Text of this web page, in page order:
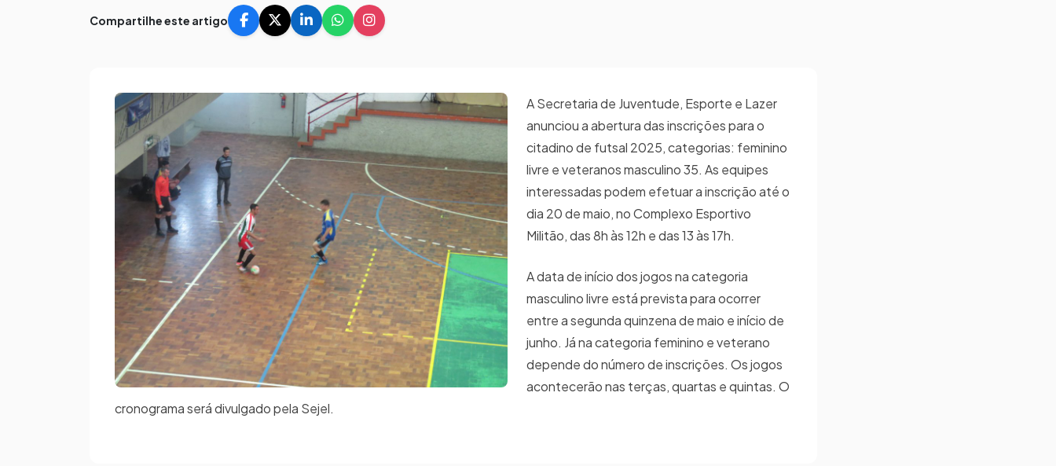
Compartilhe este artigo
A Secretaria de Juventude, Esporte e Lazer
anunciou a abertura das inscrições para o
citadino de futsal 2025, categorias: feminino
livre e veteranos masculino 35. As equipes
interessadas podem efetuar a inscrição até o
dia 20 de maio, no Complexo Esportivo
Militão, das 8h às 12h e das 13 às 17h.
A data de início dos jogos na categoria
masculino livre está prevista para ocorrer
entre a segunda quinzena de maio e início de
junho. Já na categoria feminino e veterano
depende do número de inscrições. Os jogos
acontecerão nas terças, quartas e quintas. O
cronograma será divulgado pela Sejel.